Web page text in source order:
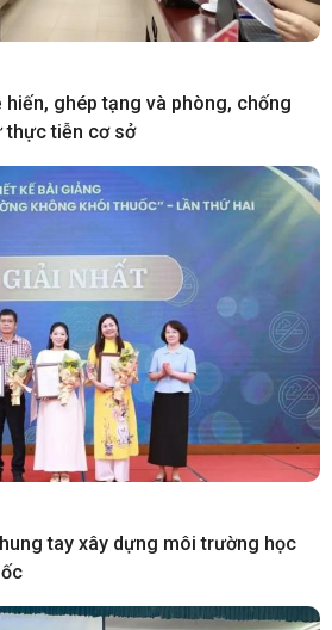
ghép tạng và phòng, chống
thực tiễn cơ sở
tay xây dựng môi trường học